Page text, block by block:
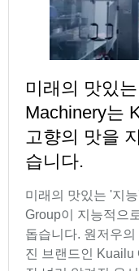
미래의 맛있
Machinery는
고향의 맛을
습니다.
미래의 맛있는 '지
Group이 지능적으
돕습니다. 원저우
진 브랜드인 Kuailu